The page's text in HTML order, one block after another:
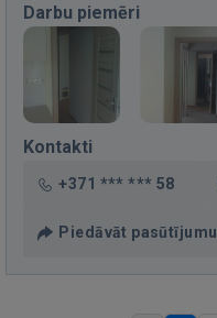
Darbu piemēri
Kontakti
+371 *** *** 58
Piedāvāt pasūtījumu